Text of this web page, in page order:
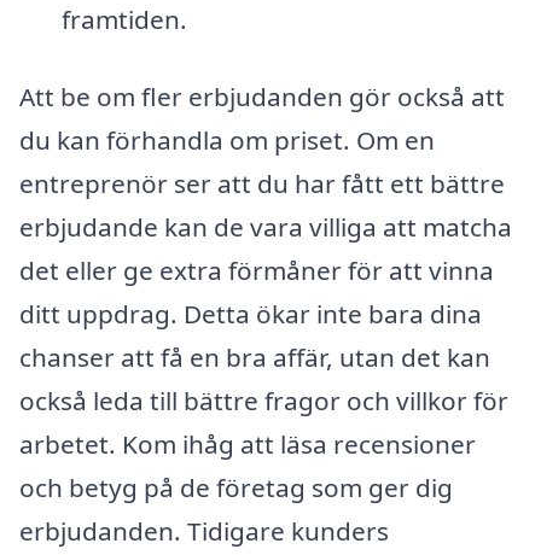
framtiden.
Att be om fler erbjudanden gör också att
du kan förhandla om priset. Om en
entreprenör ser att du har fått ett bättre
erbjudande kan de vara villiga att matcha
det eller ge extra förmåner för att vinna
ditt uppdrag. Detta ökar inte bara dina
chanser att få en bra affär, utan det kan
också leda till bättre fragor och villkor för
arbetet. Kom ihåg att läsa recensioner
och betyg på de företag som ger dig
erbjudanden. Tidigare kunders